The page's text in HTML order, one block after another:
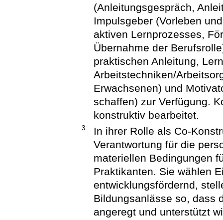
(Anleitungsgespräch,
Impulsgeber (Vorleben
aktiven Lernprozesses,
Übernahme der
praktischen Anleitung,
Arbeitstechniken/
Erwachsenen) und
schaffen) zur Verfügung.
konstruktiv bearbeitet.
3.
In ihrer Rolle als Co-
Verantwortung für die
materiellen Bedingungen
Praktikanten. Sie wählen
entwicklungsfördernd,
Bildungsanlässe so, dass
angeregt und unterstützt